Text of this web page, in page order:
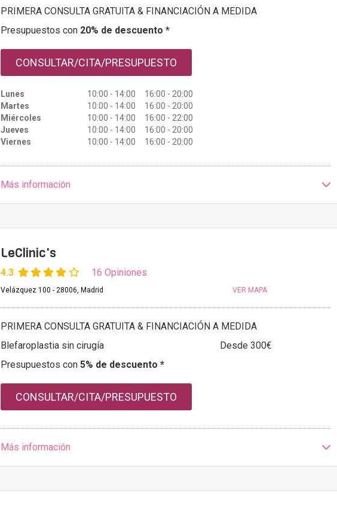
PRIMERA CONSULTA GRATUITA & FINANCIACIÓN A MEDIDA
Presupuestos con 20% de descuento *
CONSULTAR/CITA/PRESUPUESTO
Lunes
10:00 - 14:00 16:00 - 20:00
Martes
10:00 - 14:00 16:00 - 20:00
Miércoles
10:00 - 14:00 16:00 - 22:00
Jueves
10:00 - 14:00 16:00 - 20:00
Viernes
10:00 - 14:00 16:00 - 20:00
Más información
LeClinic's
4.3 16 Opiniones
Velázquez 100 - 28006, Madrid VER MAPA
PRIMERA CONSULTA GRATUITA & FINANCIACIÓN A MEDIDA
Blefaroplastia sin cirugía
Desde 300€
Presupuestos con 5% de descuento *
CONSULTAR/CITA/PRESUPUESTO
Más información